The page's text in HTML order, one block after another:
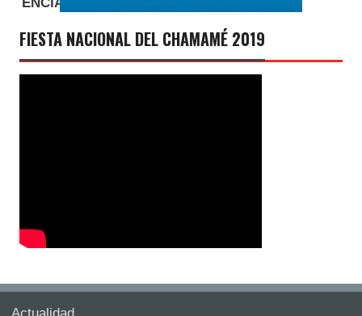
FIESTA NACIONAL DEL CHAMAMÉ 2019